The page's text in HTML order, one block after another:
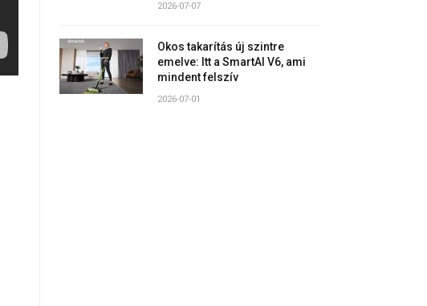
2026-07-07
Okos takarítás új szintre
emelve: Itt a SmartAI V6, ami
mindent felszív
2026-07-01